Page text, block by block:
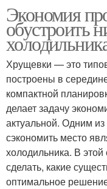
Вентиляция в
Ниши по
Ниши под
модель
Экономия
обустроить
Хрущевки — это
построены в
компактной
делает задачу
актуальной. Одним
сэкономить место
холодильника. В
сделать, какие
оптимальное